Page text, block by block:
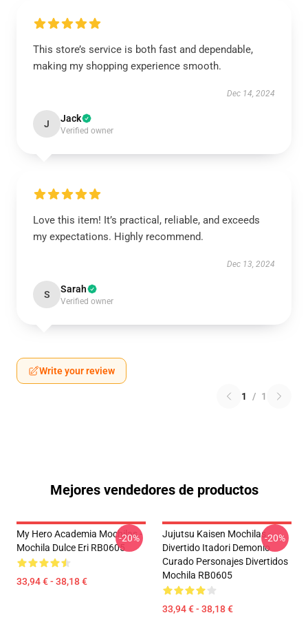
This store’s service is both fast and dependable,
making my shopping experience smooth.
Dec 14, 2024
J Jack
Verified owner
Love this item! It’s practical, reliable, and exceeds
my expectations. Highly recommend.
Dec 13, 2024
S Sarah
Verified owner
Write your review
1 / 1
Mejores vendedores de productos
My Hero Academia Mochilas -
Mochila Dulce Eri RB0605
33,94 € - 38,18 €
-20%
Jujutsu Kaisen Mochilas -
Divertido Itadori Demonio
Curado Personajes Divertidos
Mochila RB0605
33,94 € - 38,18 €
-20%